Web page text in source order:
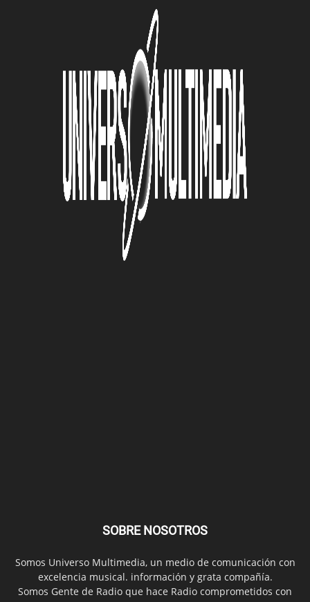
SOBRE NOSOTROS
Somos Universo Multimedia, un medio de comunicación con
excelencia musical. información y grata compañía.
Somos Gente de Radio que hace Radio comprometidos con